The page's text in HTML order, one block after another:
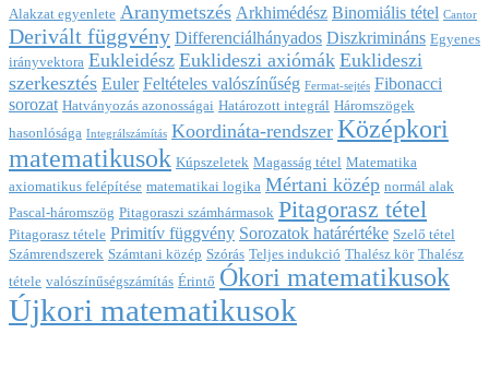
Alakzat egyenlete Aranymetszés Arkhimédész Binomiális tétel Cantor
Derivált függvény Differenciálhányados Diszkrimináns Egyenes
irányvektora Eukleidész Euklideszi axiómák Euklideszi
szerkesztés Euler Feltételes valószínűség Fermat-sejtés Fibonacci
sorozat Hatványozás azonosságai Határozott integrál Háromszögek
hasonlósága Integrálszámítás Koordináta-rendszer Középkori
matematikusok Kúpszeletek Magasság tétel Matematika
axiomatikus felépítése matematikai logika Mértani közép normál alak
Pascal-háromszög Pitagoraszi számhármasok Pitagorasz tétel
Pitagorasz tétele Primitív függvény Sorozatok határértéke Szelő tétel
Számrendszerek Számtani közép Szórás Teljes indukció Thalész kör Thalész
tétele valószínűségszámítás Érintő Ókori matematikusok
Újkori matematikusok